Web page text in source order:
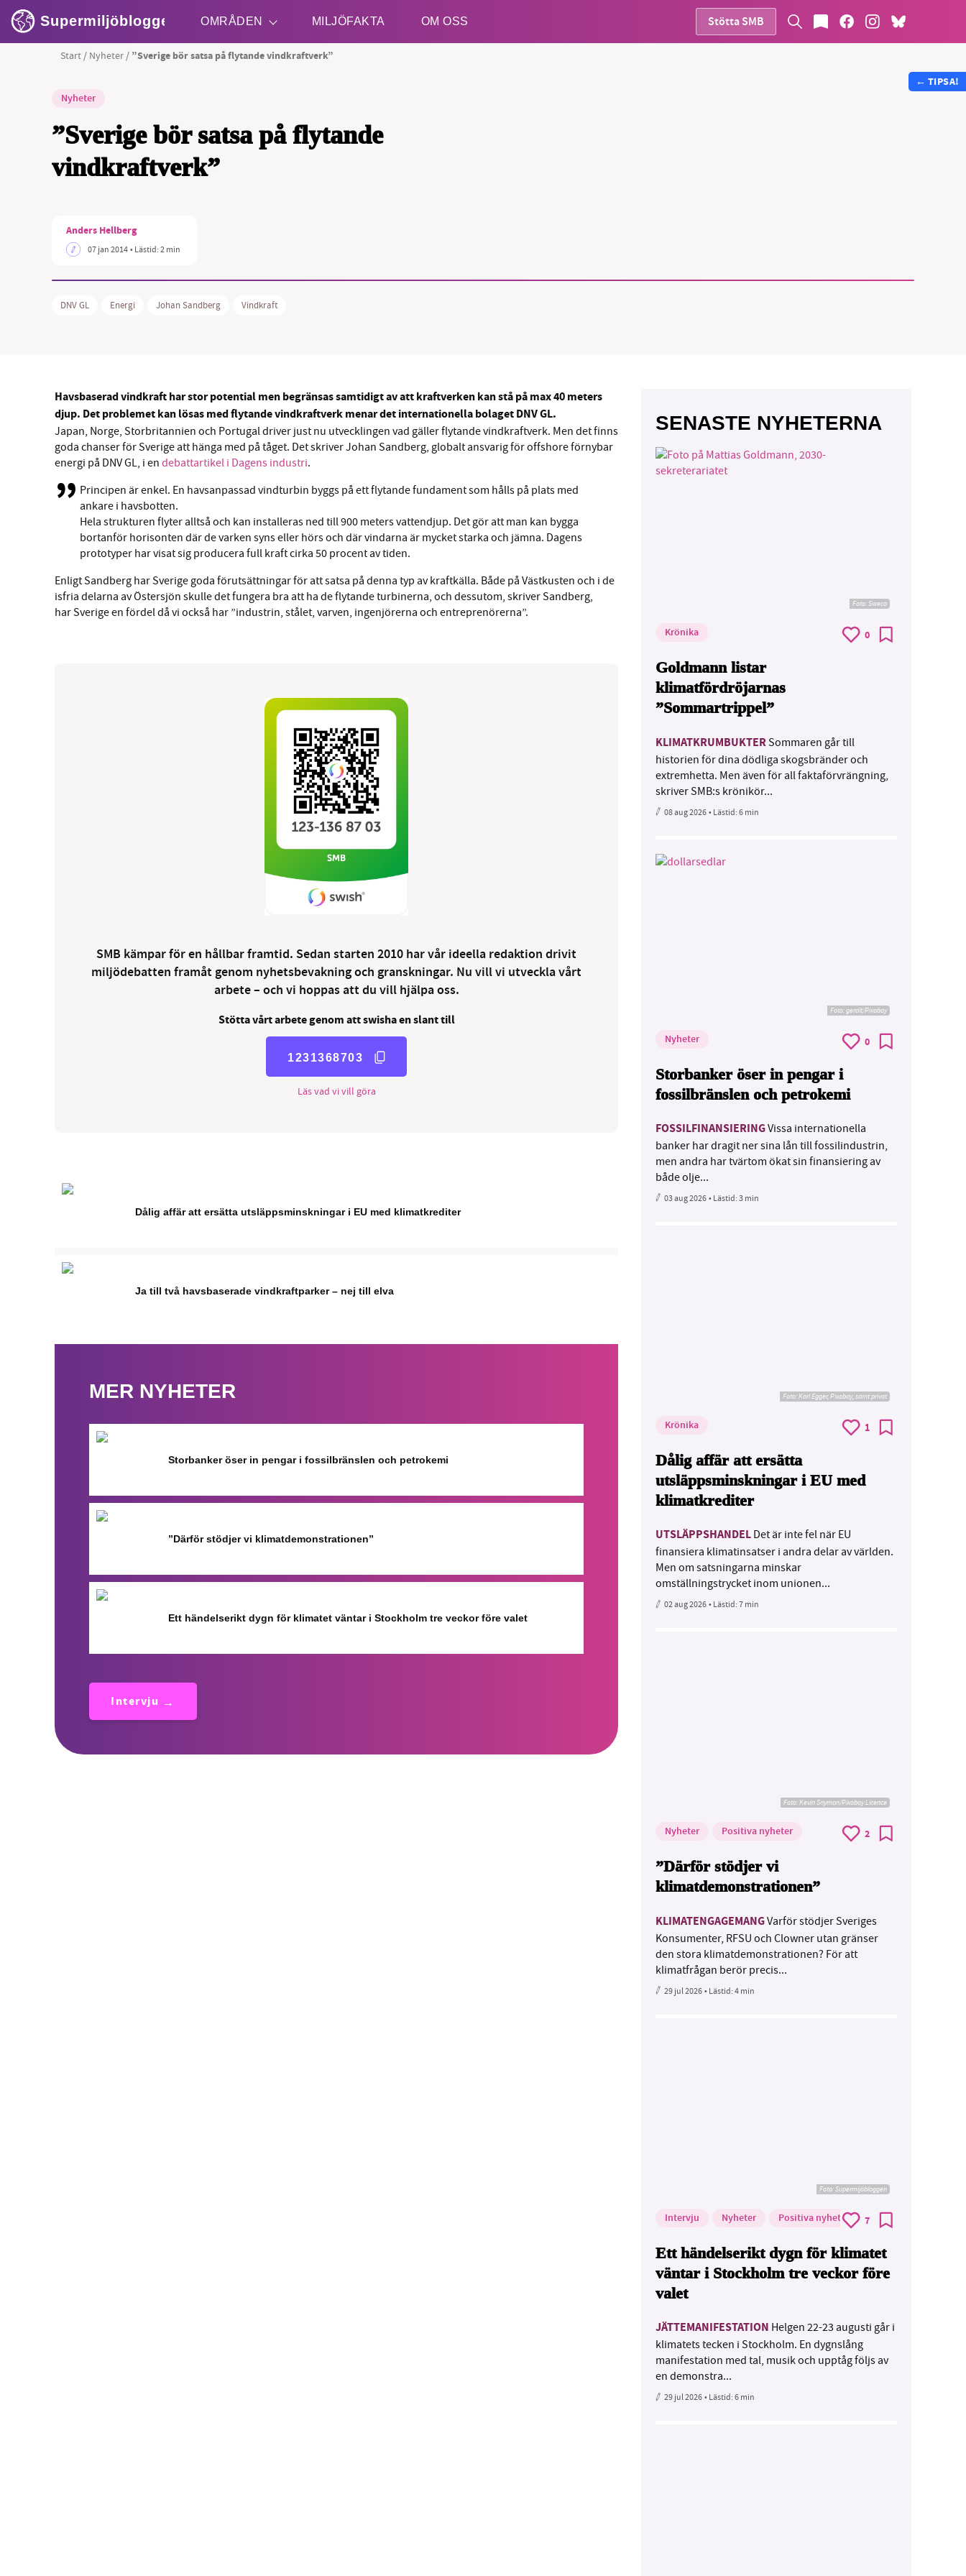
Supermiljöbloggen OMRÅDEN MILJÖFAKTA OM OSS Stötta SMB
Start / Nyheter / ”Sverige bör satsa på flytande vindkraftverk”
Nyheter
”Sverige bör satsa på flytande
vindkraftverk”
Anders Hellberg
07 jan 2014• Lästid:2 min
DNV GL Energi Johan Sandberg Vindkraft
Havsbaserad vindkraft har stor potential men begränsas samtidigt av att kraftverken kan stå på max 40 meters
djup. Det problemet kan lösas med flytande vindkraftverk menar det internationella bolaget DNV GL.
Japan, Norge, Storbritannien och Portugal driver just nu utvecklingen vad gäller flytande vindkraftverk. Men det finns
goda chanser för Sverige att hänga med på tåget. Det skriver Johan Sandberg, globalt ansvarig för offshore förnybar
energi på DNV GL, i en debattartikel i Dagens industri.
Principen är enkel. En havsanpassad vindturbin byggs på ett flytande fundament som hålls på plats med
ankare i havsbotten.
Hela strukturen flyter alltså och kan installeras ned till 900 meters vattendjup. Det gör att man kan bygga
bortanför horisonten där de varken syns eller hörs och där vindarna är mycket starka och jämna. Dagens
prototyper har visat sig producera full kraft cirka 50 procent av tiden.
Enligt Sandberg har Sverige goda förutsättningar för att satsa på denna typ av kraftkälla. Både på Västkusten och i de
isfria delarna av Östersjön skulle det fungera bra att ha de flytande turbinerna, och dessutom, skriver Sandberg,
har Sverige en fördel då vi också har ”industrin, stålet, varven, ingenjörerna och entreprenörerna”.
SMB kämpar för en hållbar framtid. Sedan starten 2010 har vår ideella redaktion drivit
miljödebatten framåt genom nyhetsbevakning och granskningar. Nu vill vi utveckla vårt
arbete – och vi hoppas att du vill hjälpa oss.
Stötta vårt arbete genom att swisha en slant till
1231368703
Läs vad vi vill göra
Dålig affär att ersätta utsläppsminskningar i EU med klimatkrediter
Ja till två havsbaserade vindkraftparker – nej till elva
MER NYHETER
Storbanker öser in pengar i fossilbränslen och petrokemi
”Därför stödjer vi klimatdemonstrationen”
Ett händelserikt dygn för klimatet väntar i Stockholm tre veckor före valet
Intervju
SENASTE NYHETERNA
Foto: Sweco
Krönika 0
Goldmann listar
klimatfördröjarnas
”Sommartrippel”
KLIMATKRUMBUKTERSommaren går till
historien för dina dödliga skogsbränder och
extremhetta. Men även för all faktaförvrängning,
skriver SMB:s krönikör...
08 aug 2026• Lästid:6 min
Foto:geralt/Pixabay
Nyheter 0
Storbanker öser in pengar i
fossilbränslen och petrokemi
FOSSILFINANSIERINGVissa internationella
banker har dragit ner sina lån till fossilindustrin,
men andra har tvärtom ökat sin finansiering av
både olje...
03 aug 2026• Lästid:3 min
Foto:Karl Egger, Pixabay, samt privat
Krönika 1
Dålig affär att ersätta
utsläppsminskningar i EU med
klimatkrediter
UTSLÄPPSHANDEL Det är inte fel när EU
finansiera klimatinsatser i andra delar av världen.
Men om satsningarna minskar
omställningstrycket inom unionen...
02 aug 2026• Lästid:7 min
Foto:Kevin Snyman/Pixabay Licence
Nyheter Positiva nyheter 2
”Därför stödjer vi
klimatdemonstrationen”
KLIMATENGAGEMANGVarför stödjer Sveriges
Konsumenter, RFSU och Clowner utan gränser
den stora klimatdemonstrationen? För att
klimatfrågan berör precis...
29 jul 2026• Lästid:4 min
Foto: Supermijöbloggen
Intervju Nyheter Positiva nyheter 7
Ett händelserikt dygn för klimatet
väntar i Stockholm tre veckor före
valet
JÄTTEMANIFESTATION Helgen 22-23 augusti går i
klimatets tecken i Stockholm. En dygnslång
manifestation med tal, musik och upptåg följs av
en demonstra...
29 jul 2026• Lästid:6 min
← TIPSA!
SMB kämpar för en hållbar framtid. Sedan starten 2010 har vår
ideella redaktion drivit miljödebatten framåt genom
nyhetsbevakning och granskningar. Nu vill vi utveckla vårt arbete –
Stötta vårt arbete genom att swisha en slant till
1231368703